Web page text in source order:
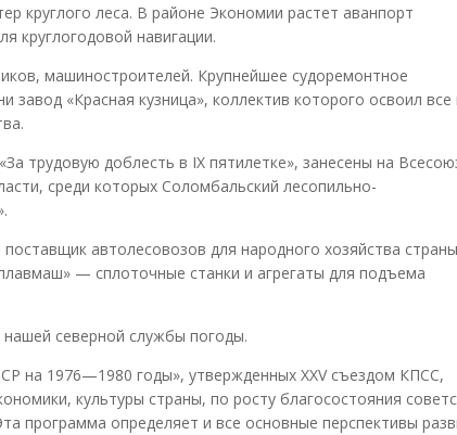
круглого леса. В районе Экономии растет аванпорт
круглогодовой навигации.
машиностроителей. Крупнейшее судоремонтное
«Красная кузница», коллектив которого освоил все
трудовую доблесть в IX пятилетке», занесены на
среди которых Соломбальский лесопильно-
автолесовозов для народного хозяйства
— сплоточные станки и агрегаты для подъема
северной службы погоды.
на 1976—1980 годы», утвержденных XXV съездом КПСС,
культуры страны, по росту благосостояния
программа определяет и все основные перспективы